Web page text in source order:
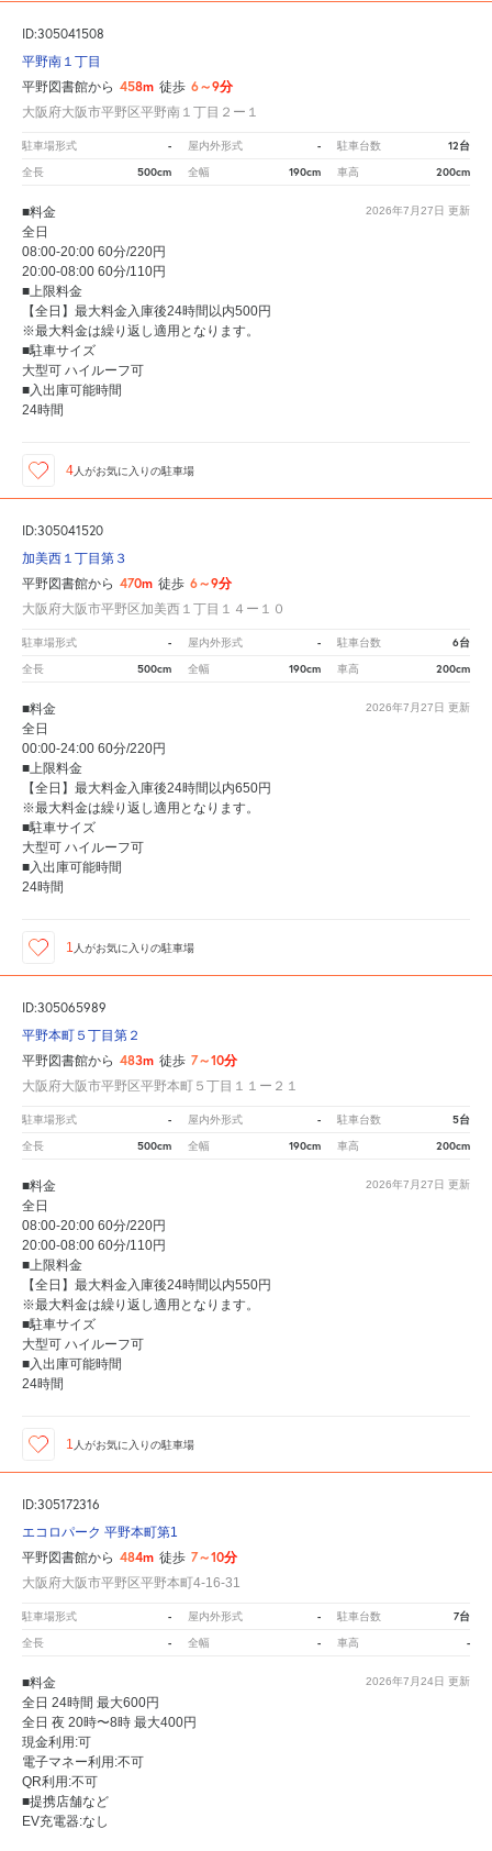
ID:305041508
平野南１丁目
平野図書館から 458m 徒歩 6～9分
大阪府大阪市平野区平野南１丁目２ー１
駐車場形式 - 屋内外形式 - 駐車台数 12台
全長 500cm 全幅 190cm 車高 200cm
2026年7月27日 更新
■料金
全日
08:00-20:00 60分/220円
20:00-08:00 60分/110円
■上限料金
【全日】最大料金入庫後24時間以内500円
※最大料金は繰り返し適用となります。
■駐車サイズ
大型可 ハイルーフ可
■入出庫可能時間
24時間
4人がお気に入りの駐車場
ID:305041520
加美西１丁目第３
平野図書館から 470m 徒歩 6～9分
大阪府大阪市平野区加美西１丁目１４ー１０
駐車場形式 - 屋内外形式 - 駐車台数 6台
全長 500cm 全幅 190cm 車高 200cm
2026年7月27日 更新
■料金
全日
00:00-24:00 60分/220円
■上限料金
【全日】最大料金入庫後24時間以内650円
※最大料金は繰り返し適用となります。
■駐車サイズ
大型可 ハイルーフ可
■入出庫可能時間
24時間
1 人がお気に入りの駐車場
ID:305065989
平野本町５丁目第２
平野図書館から 483m 徒歩 7～10分
大阪府大阪市平野区平野本町５丁目１１ー２１
駐車場形式 - 屋内外形式 - 駐車台数 5台
全長 500cm 全幅 190cm 車高 200cm
2026年7月27日 更新
■料金
全日
08:00-20:00 60分/220円
20:00-08:00 60分/110円
■上限料金
【全日】最大料金入庫後24時間以内550円
※最大料金は繰り返し適用となります。
■駐車サイズ
大型可 ハイルーフ可
■入出庫可能時間
24時間
1 人がお気に入りの駐車場
ID:305172316
エコロパーク 平野本町第1
平野図書館から 484m 徒歩 7～10分
大阪府大阪市平野区平野本町4-16-31
駐車場形式 - 屋内外形式 - 駐車台数 7台
全長 - 全幅 - 車高 -
2026年7月24日 更新
■料金
全日 24時間 最大600円
全日 夜 20時〜8時 最大400円
現金利用:可
電子マネー利用:不可
QR利用:不可
■提携店舗など
EV充電器:なし